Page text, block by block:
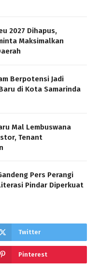
2027 Dihapus,
Maksimalkan
Berpotensi Jadi
di Kota Samarinda
Mal Lembuswana
Tenant
Pers Perangi
Pindar Diperkuat
Twitter
Pinterest